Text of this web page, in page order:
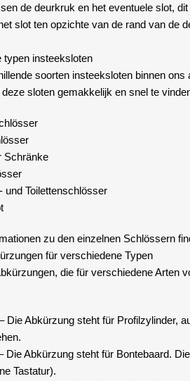
de deurkruk en het eventuele slot,
slot ten opzichte van de rand van de
typen insteeksloten
soorten insteeksloten binnen
deze sloten gemakkelijk en snel te
Schränke
und Toilettenschlösser
zu den einzelnen Schlössern
für verschiedene Typen
die für verschiedene Arten
Die Abkürzung steht für Profilzylinder,
Die Abkürzung steht für Bontebaard.
Tastatur).